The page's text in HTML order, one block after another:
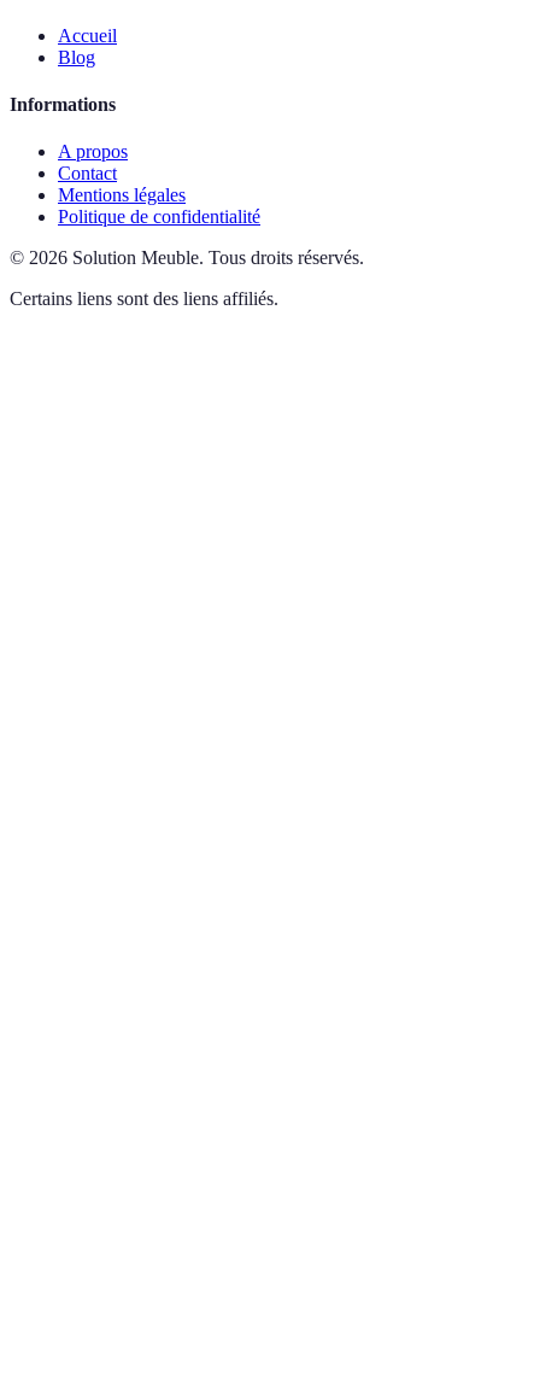
Accueil
Blog
Informations
A propos
Contact
Mentions légales
Politique de confidentialité
© 2026 Solution Meuble. Tous droits réservés.
Certains liens sont des liens affiliés.